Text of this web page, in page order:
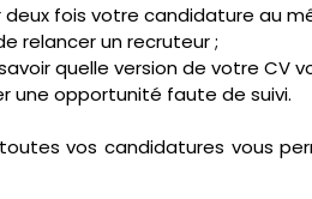
deux fois votre candidature au
relancer un recruteur ;
quelle version de votre CV
une opportunité faute de suivi.
vos candidatures vous